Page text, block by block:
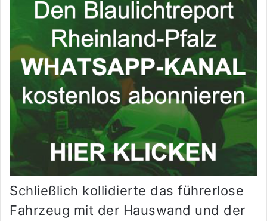
Schließlich kollidierte das führerlose
Fahrzeug mit der Hauswand und der